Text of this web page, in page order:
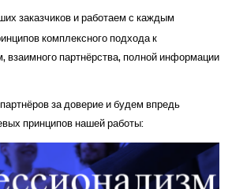
заказчиков и работаем с каждым
комплексного подхода к
взаимного партнёрства, полной информации
за доверие и будем впредь
принципов нашей работы: